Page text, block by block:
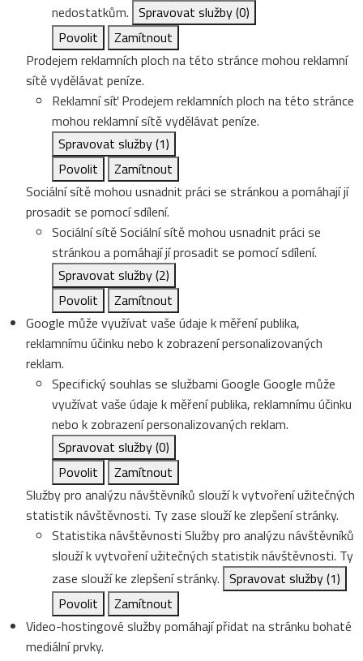
nedostatkům. Spravovat služby(0)
Povolit
Zamítnout
Prodejem reklamních ploch na této stránce mohou reklamní
sítě vydělávat peníze.
Reklamní síť Prodejem reklamních ploch na této stránce
mohou reklamní sítě vydělávat peníze.
Spravovat služby(1)
Povolit
Zamítnout
Sociální sítě mohou usnadnit práci se stránkou a pomáhají jí
prosadit se pomocí sdílení.
Sociální sítěSociální sítě mohou usnadnit práci se
stránkou a pomáhají jí prosadit se pomocí sdílení.
Spravovat služby(2)
Povolit
Zamítnout
Google může využívat vaše údaje k měření publika,
reklamnímu účinku nebo k zobrazení personalizovaných
reklam.
Specifický souhlas se službami Google Google může
využívat vaše údaje k měření publika, reklamnímu účinku
nebo k zobrazení personalizovaných reklam.
Spravovat služby(0)
Povolit
Zamítnout
Služby pro analýzu návštěvníků slouží k vytvoření užitečných
statistik návštěvnosti. Ty zase slouží ke zlepšení stránky.
Statistika návštěvnosti Služby pro analýzu návštěvníků
slouží k vytvoření užitečných statistik návštěvnosti. Ty
zase slouží ke zlepšení stránky. Spravovat služby(1)
Povolit
Zamítnout
Video-hostingové služby pomáhají přidat na stránku bohaté
mediální prvky.